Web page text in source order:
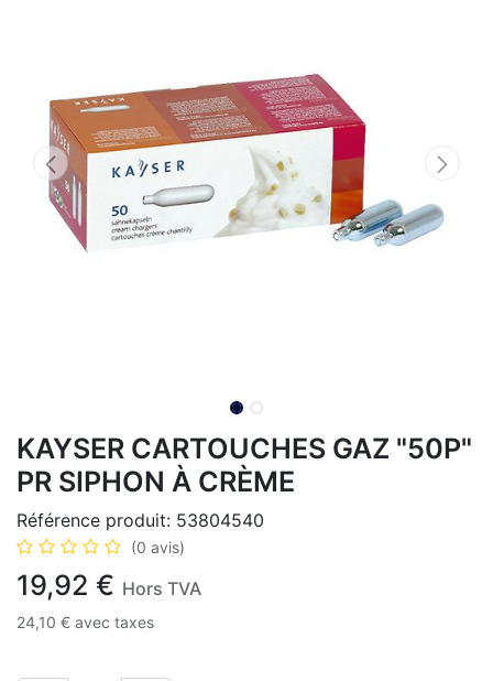
KAYSER CARTOUCHES GAZ "50P"
PR SIPHON À CRÈME
Référence produit: 53804540
(0 avis)
19,92 € Hors TVA
24,10 € avec taxes